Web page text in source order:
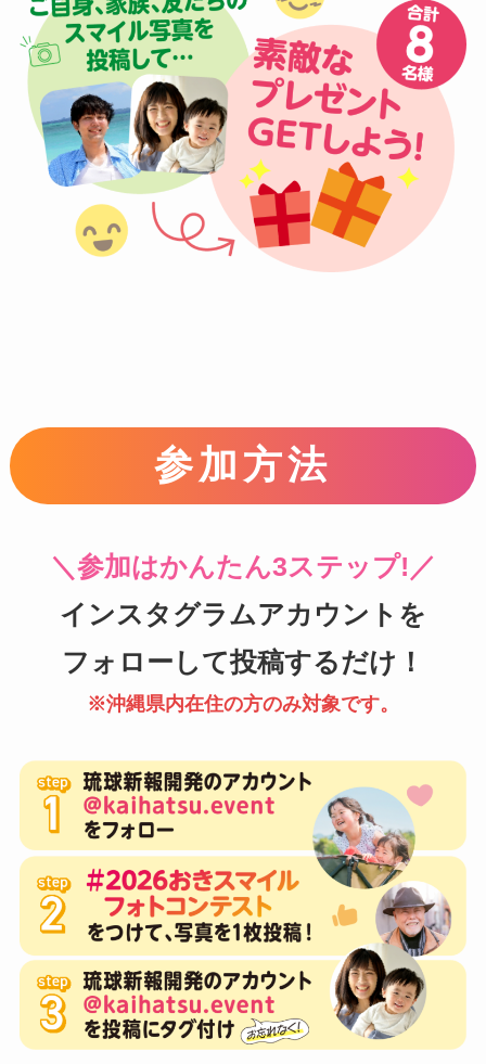
参加方法
＼参加はかんたん3ステップ!／
インスタグラムアカウントを
フォローして投稿するだけ！
※沖縄県内在住の方のみ対象です。